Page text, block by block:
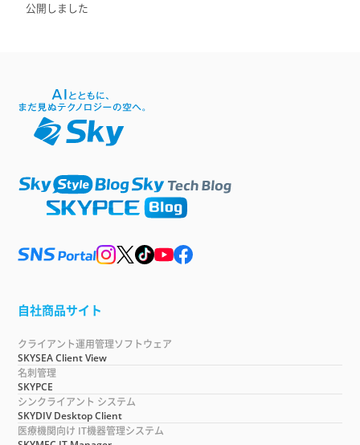
公開しました
自社商品サイト
クライアント運用管理ソフトウェア
SKYSEA Client View
名刺管理
SKYPCE
シンクライアント システム
SKYDIV Desktop Client
医療機関向け IT機器管理システム